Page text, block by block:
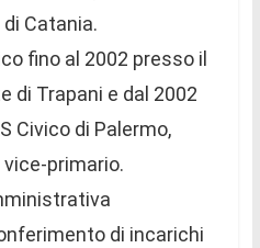
di Catania.
fino al 2002 presso il
di Trapani e dal 2002
Civico di Palermo,
primario.
di incarichi